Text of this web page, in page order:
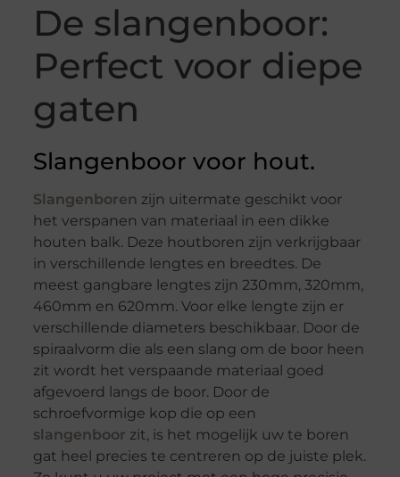
De slangenboor:
Perfect voor diepe
gaten
Slangenboor voor hout.
Slangenboren zijn uitermate geschikt voor
het verspanen van materiaal in een dikke
houten balk. Deze houtboren zijn verkrijgbaar
in verschillende lengtes en breedtes. De
meest gangbare lengtes zijn 230mm, 320mm,
460mm en 620mm. Voor elke lengte zijn er
verschillende diameters beschikbaar. Door de
spiraalvorm die als een slang om de boor heen
zit wordt het verspaande materiaal goed
afgevoerd langs de boor. Door de
schroefvormige kop die op een
slangenboor zit, is het mogelijk uw te boren
gat heel precies te centreren op de juiste plek.